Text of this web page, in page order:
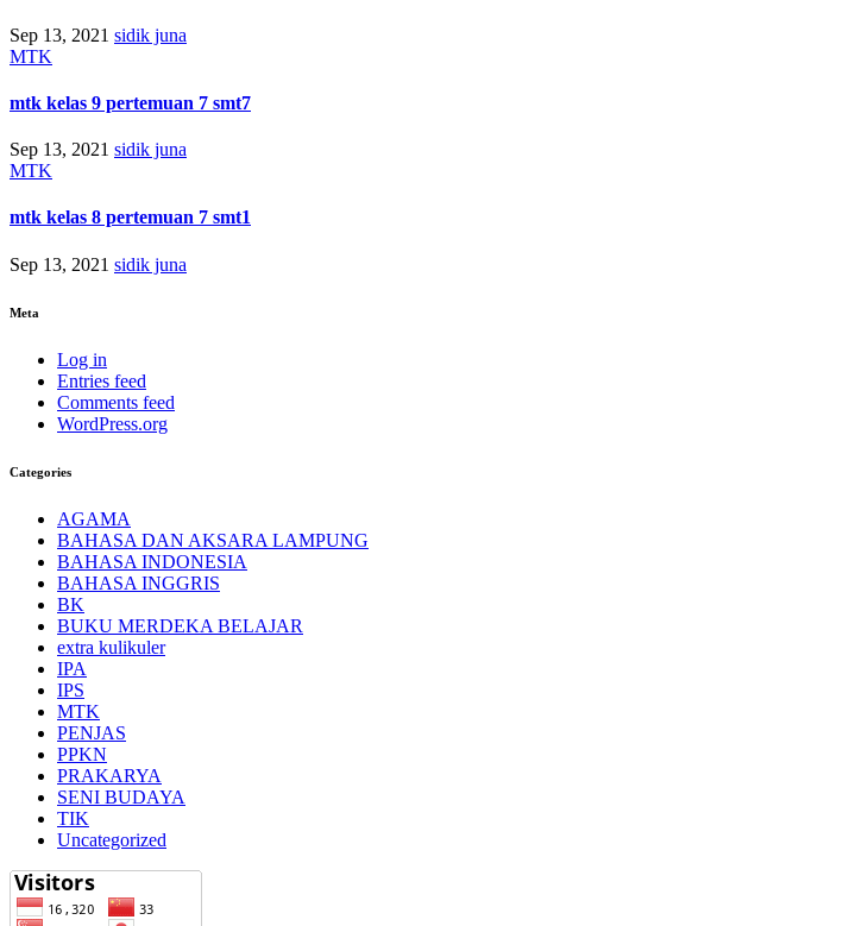
Sep 13, 2021 sidik juna
MTK
mtk kelas 9 pertemuan 7 smt7
Sep 13, 2021 sidik juna
MTK
mtk kelas 8 pertemuan 7 smt1
Sep 13, 2021 sidik juna
Meta
Log in
Entries feed
Comments feed
WordPress.org
Categories
AGAMA
BAHASA DAN AKSARA LAMPUNG
BAHASA INDONESIA
BAHASA INGGRIS
BK
BUKU MERDEKA BELAJAR
extra kulikuler
IPA
IPS
MTK
PENJAS
PPKN
PRAKARYA
SENI BUDAYA
TIK
Uncategorized